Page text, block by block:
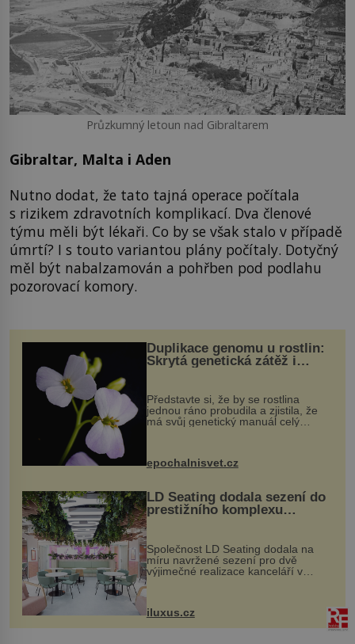
Průzkumný letoun nad Gibraltarem
Gibraltar, Malta i Aden
Nutno dodat, že tato tajná operace počítala
s rizikem zdravotních komplikací. Dva členové
týmu měli být lékaři. Co by se však stalo v případě
úmrtí? I s touto variantou plány počítaly. Dotyčný
měl být nabalzamován a pohřben pod podlahu
pozorovací komory.
Duplikace genomu u rostlin:
Skrytá genetická zátěž i
Představte si, že by se rostlina
jednou ráno probudila a zjistila, že
má svůj genetický manuál celý
vstupenka...
epochalnisvet.cz
LD Seating dodala sezení do
prestižního komplexu
MediaCityUK v Salfordu
Společnost LD Seating dodala na
míru navržené sezení pro dvě
výjimečné realizace kanceláří v
areálu MediaCityUK v anglickém
budov Media...
iluxus.cz